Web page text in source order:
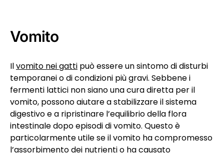
Vomito
Ilvomito nei gatti può essere un sintomo di disturbi
temporanei o di condizioni più gravi. Sebbene i
fermenti lattici non siano una cura diretta per il
vomito, possono aiutare a stabilizzare il sistema
digestivo e a ripristinare l’equilibrio della flora
intestinale dopo episodi di vomito. Questo è
particolarmente utile se il vomito ha compromesso
l’assorbimento dei nutrienti o ha causato